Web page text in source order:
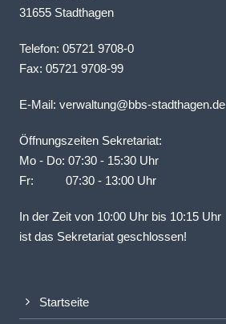
31655 Stadthagen
Telefon: 05721 9708-0
Fax: 05721 9708-99
E-Mail: verwaltung@bbs-stadthagen.de
Öffnungszeiten Sekretariat:
Mo - Do: 07:30 - 15:30 Uhr
Fr: 07:30 - 13:00 Uhr
In der Zeit von 10:00 Uhr bis 10:15 Uhr
ist das Sekretariat geschlossen!
Startseite